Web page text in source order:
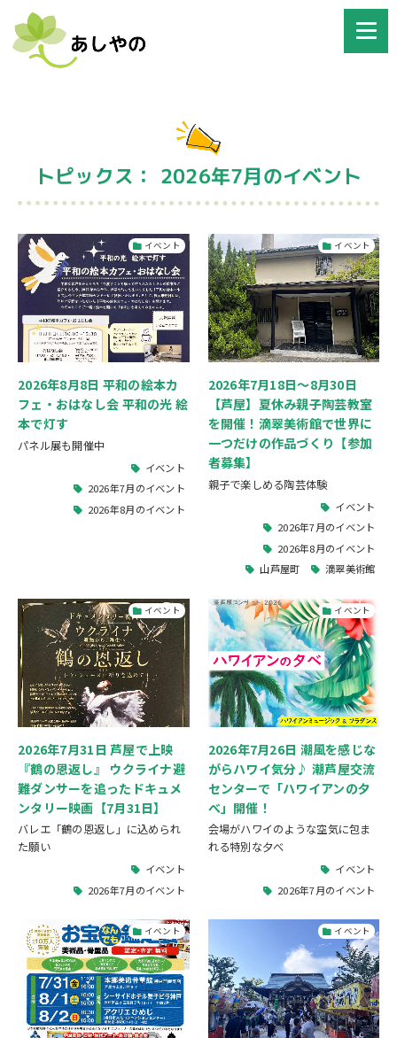
トピックス： 2026年7月のイベント
イベント
2026年8月8日 平和の絵本カ
フェ・おはなし会 平和の光 絵
本で灯す
パネル展も開催中
イベント
2026年7月のイベント
2026年8月のイベント
イベント
2026年7月18日～8月30日
【芦屋】夏休み親子陶芸教室
を開催！滴翠美術館で世界に
一つだけの作品づくり【参加
者募集】
親子で楽しめる陶芸体験
イベント
2026年7月のイベント
2026年8月のイベント
山芦屋町
滴翠美術館
イベント
2026年7月31日 芦屋で上映
『鶴の恩返し』 ウクライナ避
難ダンサーを追ったドキュメ
ンタリー映画【7月31日】
バレエ「鶴の恩返し」に込められ
た願い
イベント
2026年7月のイベント
イベント
2026年7月26日 潮風を感じな
がらハワイ気分♪ 潮芦屋交流
センターで「ハワイアンの夕
べ」開催！
会場がハワイのような空気に包ま
れる特別な夕べ
イベント
2026年7月のイベント
イベント イベント